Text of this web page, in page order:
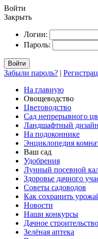
Войти
Закрыть
Логин:
Пароль:
Войти
Забыли пароль? |
На главную
Овощеводство
Цветоводство
Сад непрерывного
Ландшафтный дизайн
На подоконнике
Энциклопедия
Ваш сад
Удобрения
Лунный посевной
Здоровье дачного
Советы садоводов
Как сохранить
Новости
Наши конкурсы
Дачное строительство
Зелёная аптека